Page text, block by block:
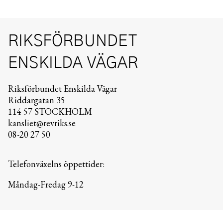
RIKSFÖRBUNDET
ENSKILDA VÄGAR
Riksförbundet Enskilda Vägar
Riddargatan 35
114 57 STOCKHOLM
kansliet@revriks.se
08-20 27 50
Telefonväxelns öppettider:
Måndag-Fredag 9-12